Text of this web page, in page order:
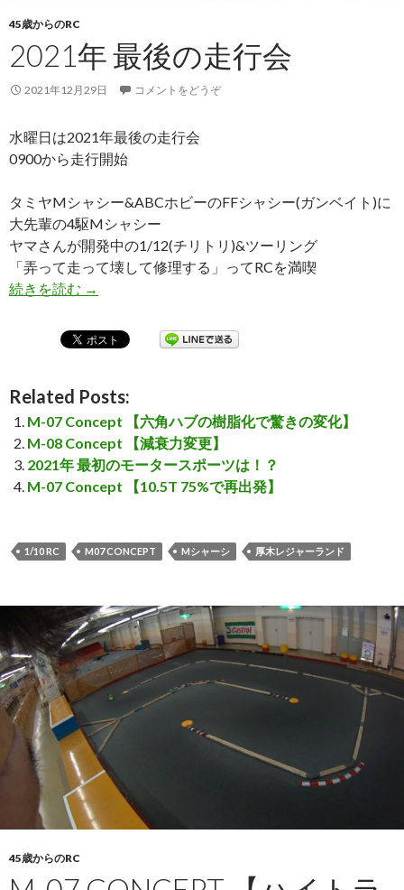
45歳からのRC
2021年 最後の走行会
2021年12月29日 コメントをどうぞ
水曜日は2021年最後の走行会
0900から走行開始
タミヤMシャシー&ABCホビーのFFシャシー(ガンベイト)に
大先輩の4駆Mシャシー
ヤマさんが開発中の1/12(チリトリ)&ツーリング
「弄って走って壊して修理する」ってRCを満喫
続きを読む 2021年 最後の走行会
→
Related Posts:
M-07 Concept 【六角ハブの樹脂化で驚きの変化】
M-08 Concept 【減衰力変更】
2021年 最初のモータースポーツは！？
M-07 Concept 【10.5T 75%で再出発】
1/10 RC M07 CONCEPT Mシャーシ 厚木レジャーランド
45歳からのRC